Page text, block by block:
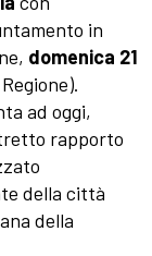
in
domenica 21
ad oggi,
rapporto
della città
della